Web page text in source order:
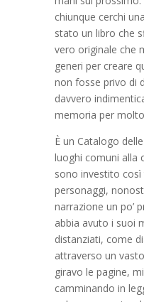
chiunque cerchi
stato un libro che
vero originale che
generi per creare
non fosse privo di
davvero
memoria per
È un Catalogo
luoghi comuni alla
sono investito
personaggi,
narrazione un po’
abbia avuto i suoi
distanziati, come
attraverso un
giravo le pagine,
camminando in